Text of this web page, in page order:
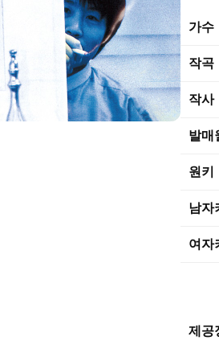
가수
작곡
작사
발매
원키
남자
여자
제공